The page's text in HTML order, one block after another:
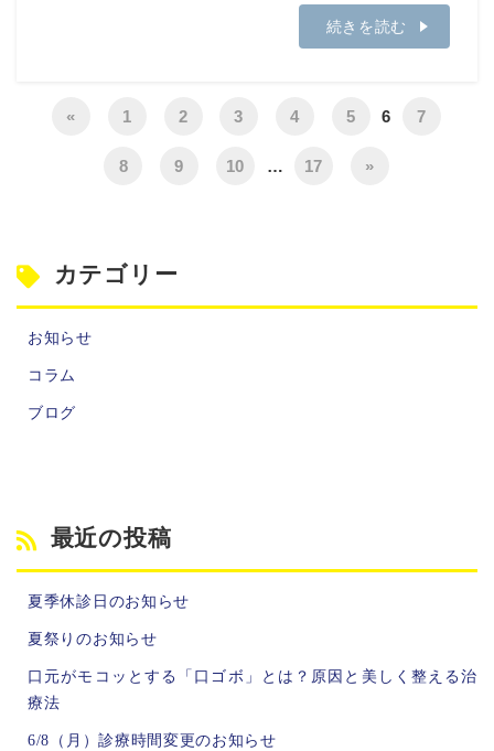
続きを読む
« 1 2 3 4 5 6 7
8 9 10 … 17 »
カテゴリー
お知らせ
コラム
ブログ
最近の投稿
夏季休診日のお知らせ
夏祭りのお知らせ
口元がモコッとする「口ゴボ」とは？原因と美しく整える治
療法
6/8（月）診療時間変更のお知らせ